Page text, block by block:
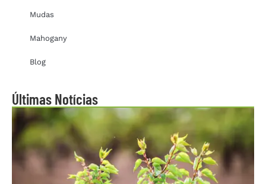
Mudas
Mahogany
Blog
Últimas Notícias